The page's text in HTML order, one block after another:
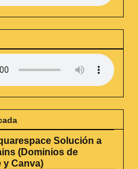
Solución a
(Dominios de
y Canva)